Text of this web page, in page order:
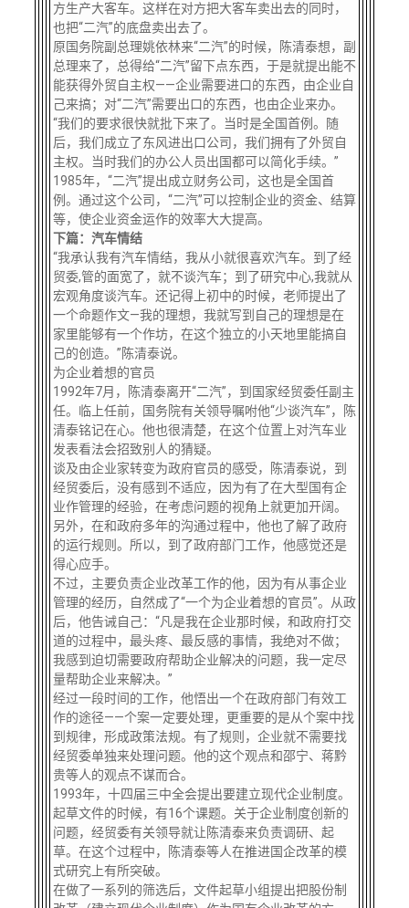
方生产大客车。这样在对方把大客车卖出去的同时，
也把“二汽”的底盘卖出去了。
原国务院副总理姚依林来“二汽”的时候，陈清泰想，副
总理来了，总得给“二汽”留下点东西，于是就提出能不
能获得外贸自主权——企业需要进口的东西，由企业自
己来搞；对“二汽”需要出口的东西，也由企业来办。
“我们的要求很快就批下来了。当时是全国首例。随
后，我们成立了东风进出口公司，我们拥有了外贸自
主权。当时我们的办公人员出国都可以简化手续。”
1985年，“二汽”提出成立财务公司，这也是全国首
例。通过这个公司，“二汽”可以控制企业的资金、结算
等，使企业资金运作的效率大大提高。
下篇：汽车情结
“我承认我有汽车情结，我从小就很喜欢汽车。到了经
贸委,管的面宽了，就不谈汽车；到了研究中心,我就从
宏观角度谈汽车。还记得上初中的时候，老师提出了
一个命题作文—我的理想，我就写到自己的理想是在
家里能够有一个作坊，在这个独立的小天地里能搞自
己的创造。”陈清泰说。
为企业着想的官员
1992年7月，陈清泰离开“二汽”，到国家经贸委任副主
任。临上任前，国务院有关领导嘱咐他“少谈汽车”，陈
清泰铭记在心。他也很清楚，在这个位置上对汽车业
发表看法会招致别人的猜疑。
谈及由企业家转变为政府官员的感受，陈清泰说，到
经贸委后，没有感到不适应，因为有了在大型国有企
业作管理的经验，在考虑问题的视角上就更加开阔。
另外，在和政府多年的沟通过程中，他也了解了政府
的运行规则。所以，到了政府部门工作，他感觉还是
得心应手。
不过，主要负责企业改革工作的他，因为有从事企业
管理的经历，自然成了“一个为企业着想的官员”。从政
后，他告诫自己：“凡是我在企业那时候，和政府打交
道的过程中，最头疼、最反感的事情，我绝对不做；
我感到迫切需要政府帮助企业解决的问题，我一定尽
量帮助企业来解决。”
经过一段时间的工作，他悟出一个在政府部门有效工
作的途径——个案一定要处理，更重要的是从个案中找
到规律，形成政策法规。有了规则，企业就不需要找
经贸委单独来处理问题。他的这个观点和邵宁、蒋黔
贵等人的观点不谋而合。
1993年，十四届三中全会提出要建立现代企业制度。
起草文件的时候，有16个课题。关于企业制度创新的
问题，经贸委有关领导就让陈清泰来负责调研、起
草。在这个过程中，陈清泰等人在推进国企改革的模
式研究上有所突破。
在做了一系列的筛选后，文件起草小组提出把股份制